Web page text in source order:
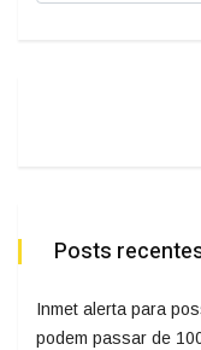
Posts
Inmet alerta para
podem passar de